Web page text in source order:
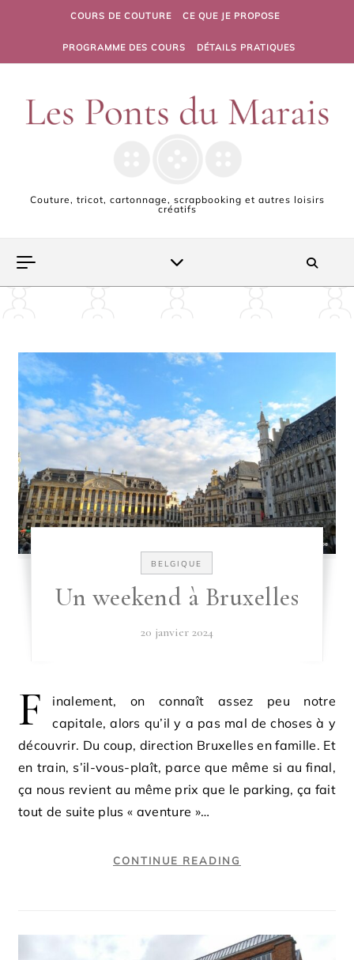
Skip to contentCOURS DE COUTURE CE QUE JE PROPOSE
PROGRAMME DES COURS DÉTAILS PRATIQUES
Couture, tricot, cartonnage, scrapbooking et autres loisirs
créatifs
BELGIQUE
Un weekend à Bruxelles
20 janvier 2024
F
inalement, on connaît assez peu notre
capitale, alors qu’il y a pas mal de choses à y
découvrir. Du coup, direction Bruxelles en famille. Et
en train, s’il-vous-plaît, parce que même si au final,
ça nous revient au même prix que le parking, ça fait
tout de suite plus « aventure »…
CONTINUE READING